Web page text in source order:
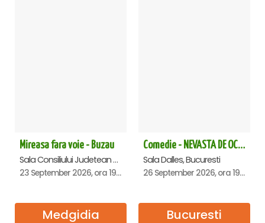
Mireasa fara voie - Buzau
Sala Consiliului Judetean Buzau, Buzau
23 September 2026, ora 19:29
Comedie - NEVASTA DE OCAZIE !!!
Sala Dalles, Bucuresti
26 September 2026, ora 19:00
Medgidia Bucuresti